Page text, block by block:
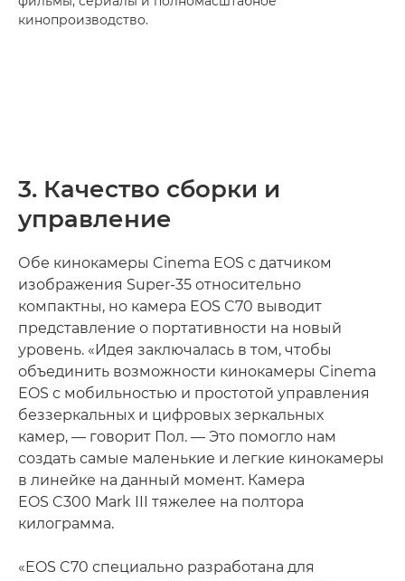
кинопроизводство.
3. Качество сборки и
управление
Обе кинокамеры Cinema EOS с датчиком
изображения Super-35 относительно
компактны, но камера EOS C70 выводит
представление о портативности на новый
уровень. «Идея заключалась в том, чтобы
объединить возможности кинокамеры Cinema
EOS с мобильностью и простотой управления
беззеркальных и цифровых зеркальных
камер, — говорит Пол. — Это помогло нам
создать самые маленькие и легкие кинокамеры
в линейке на данный момент. Камера
EOS C300 Mark III тяжелее на полтора
килограмма.
«EOS C70 специально разработана для